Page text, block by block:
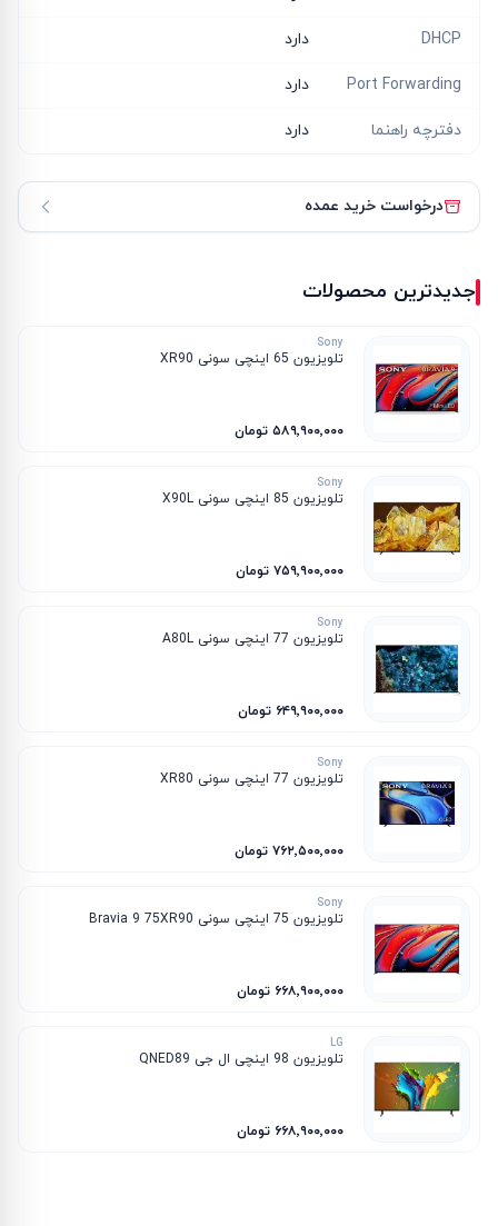
DHCP دارد
Port Forwarding دارد
دفترچه راهنما دارد
درخواست خرید عمده
جدیدترین محصولات
Sony
تلویزیون 65 اینچی سونی XR90
۵۸۹٬۹۰۰٬۰۰۰ تومان
Sony
تلویزیون 85 اینچی سونی X90L
۷۵۹٬۹۰۰٬۰۰۰ تومان
Sony
تلویزیون 77 اینچی سونی A80L
۶۴۹٬۹۰۰٬۰۰۰ تومان
Sony
تلویزیون 77 اینچی سونی XR80
۷۶۲٬۵۰۰٬۰۰۰ تومان
Sony
تلویزیون 75 اینچی سونی Bravia 9 75XR90
۶۶۸٬۹۰۰٬۰۰۰ تومان
LG
تلویزیون 98 اینچی ال جی QNED89
۶۶۸٬۹۰۰٬۰۰۰ تومان